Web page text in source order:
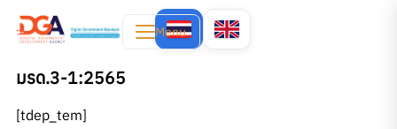
Menu
มรด.3-1:2565
[tdep_tem]